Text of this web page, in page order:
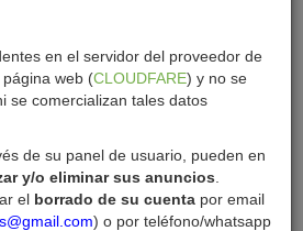
en el servidor del proveedor de
web (CLOUDFARE) y no se
se comercializan tales datos
de su panel de usuario, pueden en
y/o eliminar sus anuncios
el borrado de su cuenta por email
) o por teléfono/whatsapp